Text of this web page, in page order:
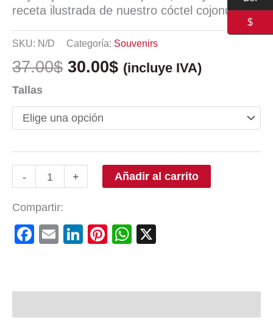
receta ilustrada de nuestro cóctel cojonudo.
SKU: N/D Categoría: Souvenirs
37.00$ 30.00$ (incluye IVA)
Tallas
- + Añadir al carrito
Compartir:
Facebook
EmailLinkedIn
Pinterest
WhatsApp
$